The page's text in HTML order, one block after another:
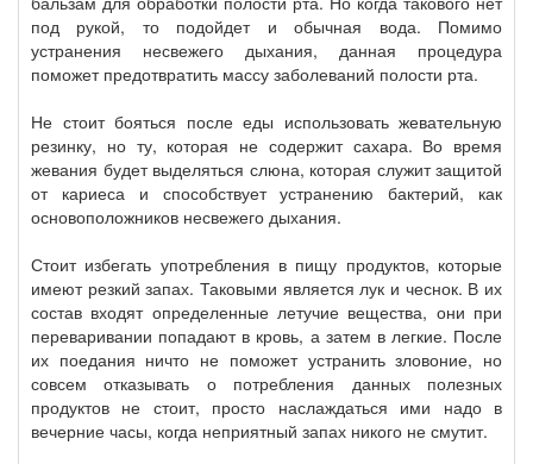
под рукой, то подойдет и обычная вода. Помимо
устранения несвежего дыхания, данная процедура
поможет предотвратить массу заболеваний полости рта.
Не стоит бояться после еды использовать жевательную
резинку, но ту, которая не содержит сахара. Во время
жевания будет выделяться слюна, которая служит защитой
от кариеса и способствует устранению бактерий, как
основоположников несвежего дыхания.
Стоит избегать употребления в пищу продуктов, которые
имеют резкий запах. Таковыми является лук и чеснок. В их
состав входят определенные летучие вещества, они при
переваривании попадают в кровь, а затем в легкие. После
их поедания ничто не поможет устранить зловоние, но
совсем отказывать о потребления данных полезных
продуктов не стоит, просто наслаждаться ими надо в
вечерние часы, когда неприятный запах никого не смутит.